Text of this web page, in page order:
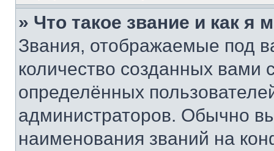
» Что такое звание и как я
Звания, отображаемые под
количество созданных
определённых
администраторов. Обычно
наименования званий на